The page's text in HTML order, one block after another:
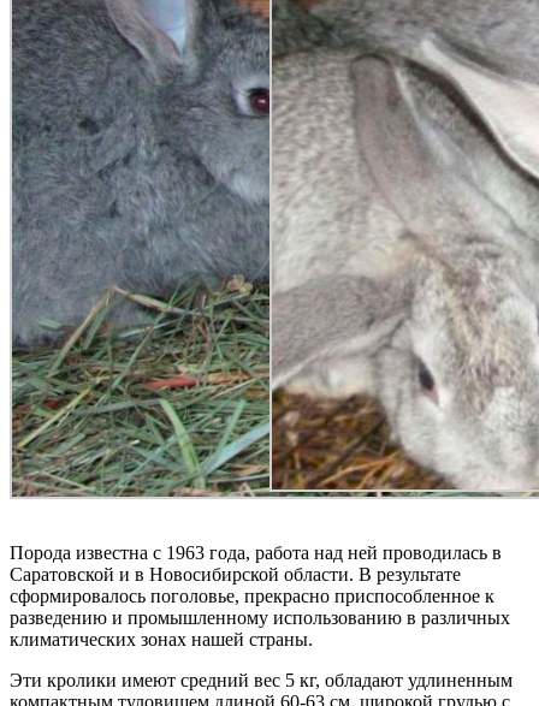
Порода известна с 1963 года, работа над ней проводилась в
Саратовской и в Новосибирской области. В результате
сформировалось поголовье, прекрасно приспособленное к
разведению и промышленному использованию в различных
климатических зонах нашей страны.
Эти кролики имеют средний вес 5 кг, обладают удлиненным
компактным туловищем длиной 60-63 см, широкой грудью с